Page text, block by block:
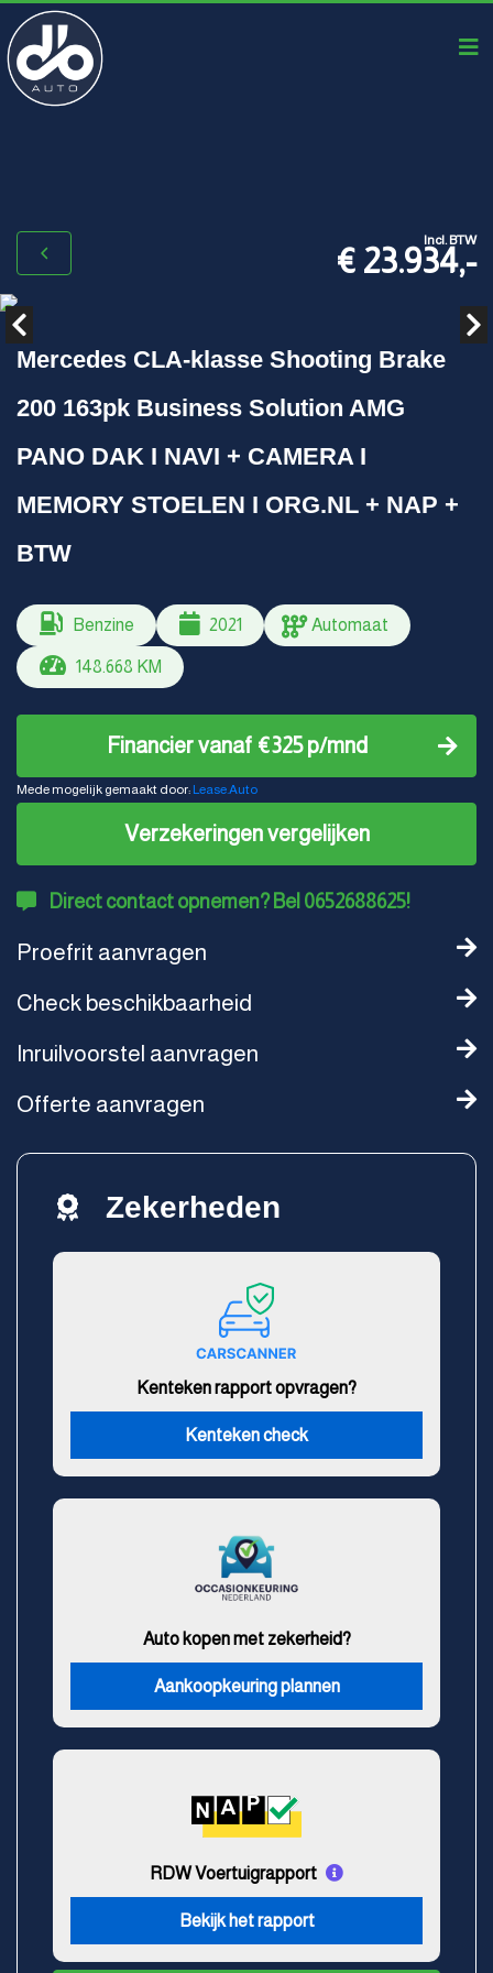
Incl. BTW
€ 23.934,-
Mercedes CLA-klasse Shooting Brake
200 163pk Business Solution AMG
PANO DAK I NAVI + CAMERA I
MEMORY STOELEN I ORG.NL + NAP +
BTW
Benzine 2021 Automaat
148.668 KM
Financier vanaf €325 p/mnd
Mede mogelijk gemaakt door: Lease.Auto
Verzekeringen vergelijken
Direct contact opnemen? Bel 0652688625!
Proefrit aanvragen
Check beschikbaarheid
Inruilvoorstel aanvragen
Offerte aanvragen
Zekerheden
Kenteken rapport opvragen?
Kenteken check
Auto kopen met zekerheid?
Aankoopkeuring plannen
RDW Voertuigrapport
Bekijk het rapport